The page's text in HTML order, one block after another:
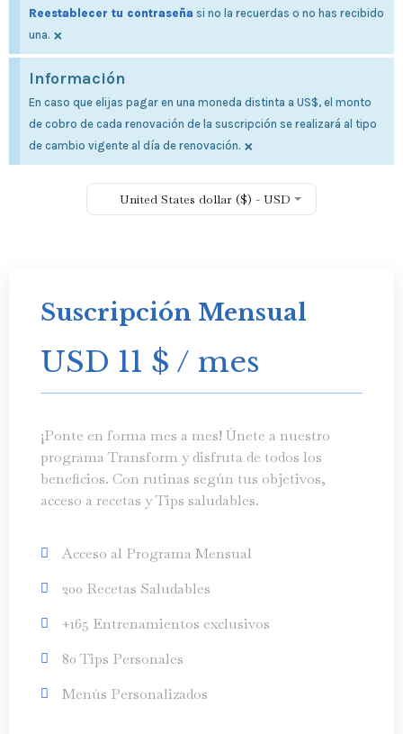
Reestablecer tu contraseña si no la recuerdas o no has recibido
una. ×
Información
En caso que elijas pagar en una moneda distinta a US$, el monto
de cobro de cada renovación de la suscripción se realizará al tipo
de cambio vigente al día de renovación. ×
United States dollar ($) - USD
Suscripción Mensual
USD 11 $ / mes
¡Ponte en forma mes a mes! Únete a nuestro
programa Transform y disfruta de todos los
beneficios. Con rutinas según tus objetivos,
acceso a recetas y Tips saludables.
Acceso al Programa Mensual
200 Recetas Saludables
+165 Entrenamientos exclusivos
80 Tips Personales
Menús Personalizados